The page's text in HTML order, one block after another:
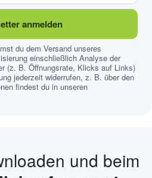
anmelden
du dem Versand unseres
einschließlich Analyse der
(z. B. Öffnungsrate, Klicks auf Links)
jederzeit widerrufen, z. B. über den
findest du in unseren
und beim